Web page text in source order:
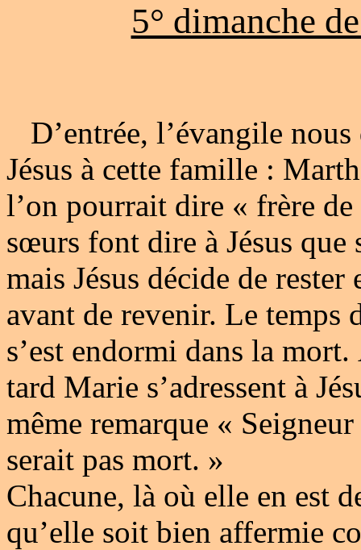
5° dimanche
D’entrée, l’évangile
Jésus à cette famille :
l’on pourrait dire « frère de
sœurs font dire à Jésus
mais Jésus décide de
avant de revenir. Le temps
s’est endormi dans la
tard Marie s’adressent à
même remarque «
serait pas mort. »
Chacune, là où elle en est
qu’elle soit bien affermie